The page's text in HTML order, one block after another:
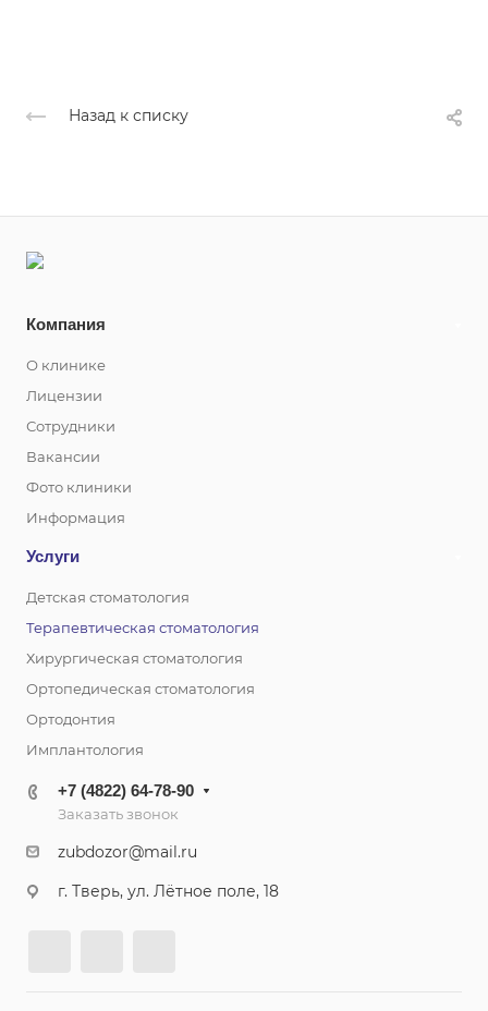
Назад к списку
Компания
О клинике
Лицензии
Сотрудники
Вакансии
Фото клиники
Информация
Услуги
Детская стоматология
Терапевтическая стоматология
Хирургическая стоматология
Ортопедическая стоматология
Ортодонтия
Имплантология
+7 (4822) 64-78-90
Заказать звонок
zubdozor@mail.ru
г. Тверь, ул. Лётное поле, 18